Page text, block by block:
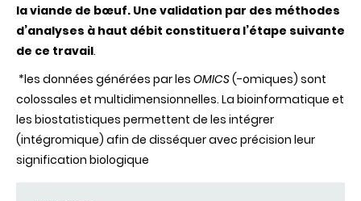
la viande de bœuf. Une validation par des méthodes
d’analyses à haut débit constituera l’étape suivante
de ce travail.
*les données générées par les OMICS(-omiques) sont
colossales et multidimensionnelles. La bioinformatique et
les biostatistiques permettent de les intégrer
(intégromique) afin de disséquer avec précision leur
signification biologique